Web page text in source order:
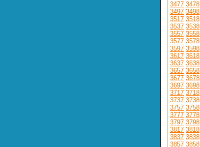
3477 3478
3497 3498
3517 3518
3537 3538
3557 3558
3577 3578
3597 3598
3617 3618
3637 3638
3657 3658
3677 3678
3697 3698
3717 3718
3737 3738
3757 3758
3777 3778
3797 3798
3817 3818
3837 3838
3857 3858